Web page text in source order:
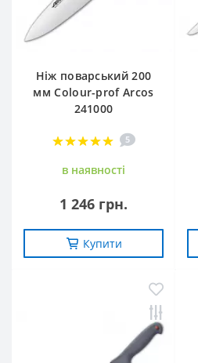
Ніж поварський 200
мм Сolour-prof Arcos
241000
5
в наявностi
1 246 грн.
Купити